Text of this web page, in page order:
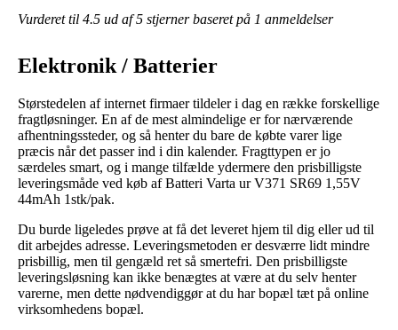
Vurderet til 4.5 ud af 5 stjerner baseret på 1 anmeldelser
Elektronik / Batterier
Størstedelen af internet firmaer tildeler i dag en række forskellige
fragtløsninger. En af de mest almindelige er for nærværende
afhentningssteder, og så henter du bare de købte varer lige
præcis når det passer ind i din kalender. Fragttypen er jo
særdeles smart, og i mange tilfælde ydermere den prisbilligste
leveringsmåde ved køb af Batteri Varta ur V371 SR69 1,55V
44mAh 1stk/pak.
Du burde ligeledes prøve at få det leveret hjem til dig eller ud til
dit arbejdes adresse. Leveringsmetoden er desværre lidt mindre
prisbillig, men til gengæld ret så smertefri. Den prisbilligste
leveringsløsning kan ikke benægtes at være at du selv henter
varerne, men dette nødvendiggør at du har bopæl tæt på online
virksomhedens bopæl.